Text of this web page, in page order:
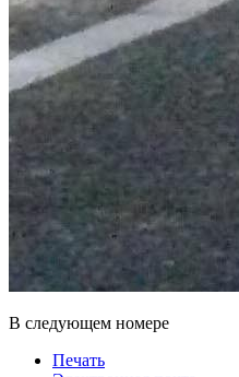
В следующем номере
Печать